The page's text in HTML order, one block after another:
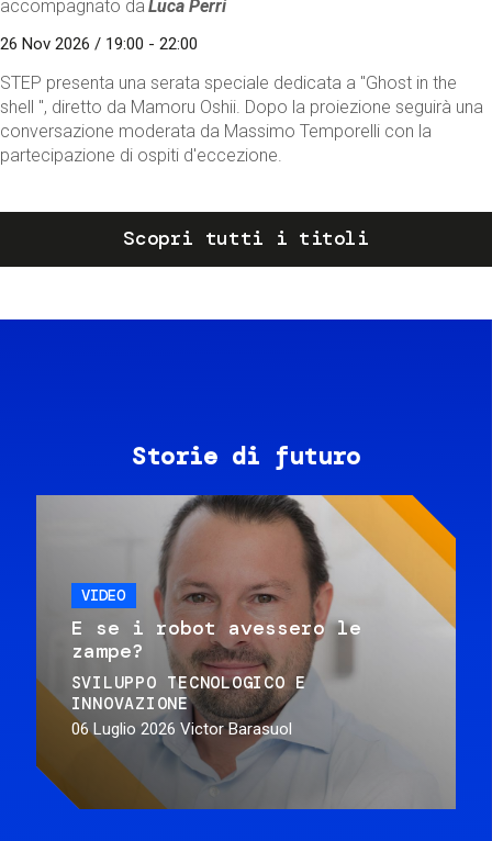
accompagnato da Luca Perri
26 Nov 2026 / 19:00 - 22:00
STEP presenta una serata speciale dedicata a "Ghost in the
shell ", diretto da Mamoru Oshii. Dopo la proiezione seguirà una
conversazione moderata da Massimo Temporelli con la
partecipazione di ospiti d'eccezione.
Scopri tutti i titoli
Storie di futuro
VIDEO
E se i robot avessero le
zampe?
SVILUPPO TECNOLOGICO E
INNOVAZIONE
06 Luglio 2026 Victor Barasuol